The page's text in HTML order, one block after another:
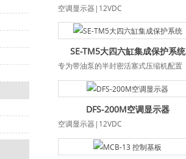
空调显示器|12VDC
SE-TM5大四六缸集成保护系统
专为带油泵的半封密活塞式压缩机配置
DFS-200M空调显示器
空调显示器|12VDC